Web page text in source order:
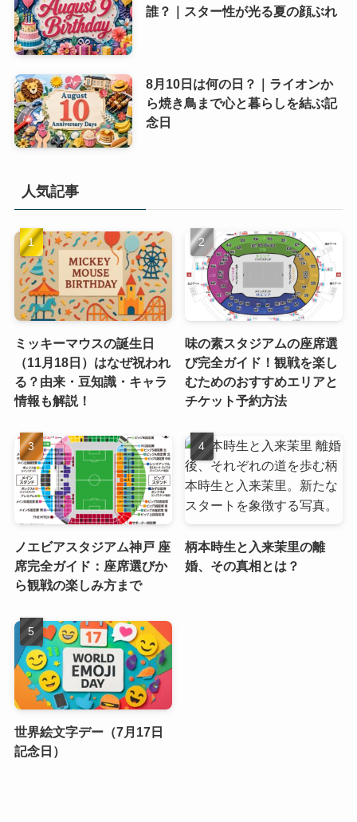
誰？｜スター性が光る夏の顔ぶれ
8月10日は何の日？｜ライオンか
ら焼き鳥まで心と暮らしを結ぶ記
念日
人気記事
ミッキーマウスの誕生日
（11月18日）はなぜ祝われ
る？由来・豆知識・キャラ
情報も解説！
味の素スタジアムの座席選
び完全ガイド！観戦を楽し
むためのおすすめエリアと
チケット予約方法
ノエビアスタジアム神戸 座
席完全ガイド：座席選びか
ら観戦の楽しみ方まで
柄本時生と入来茉里の離
婚、その真相とは？
世界絵文字デー（7月17日
記念日）